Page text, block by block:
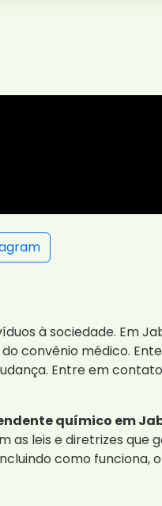
à sociedade. Em
convênio médico.
Entre em
químico em
as leis e diretrizes que
como funciona,